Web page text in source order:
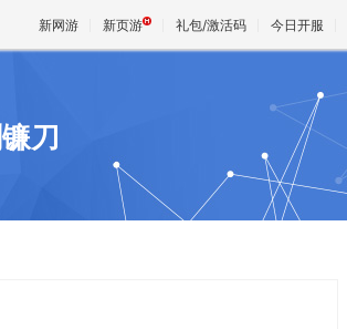
新网游 新页游 礼包/激活码 今日开服
刀